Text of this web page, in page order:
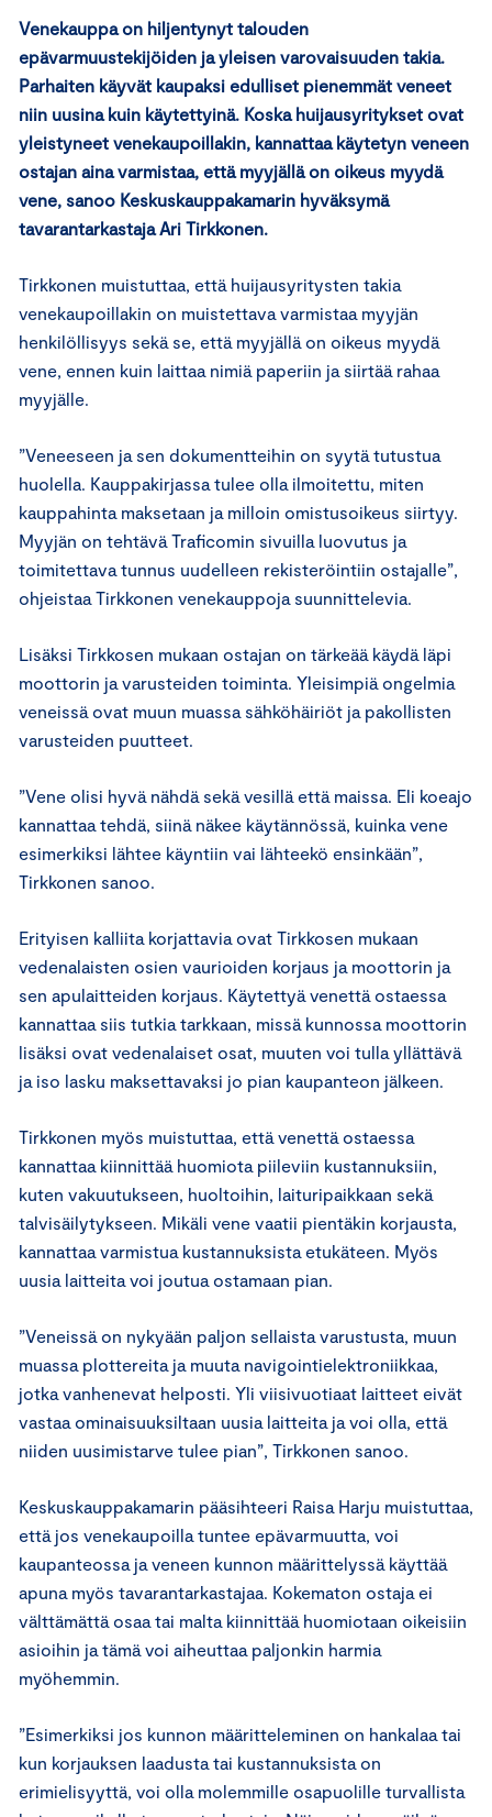
Venekauppa on hiljentynyt talouden
epävarmuustekijöiden ja yleisen varovaisuuden takia.
Parhaiten käyvät kaupaksi edulliset pienemmät veneet
niin uusina kuin käytettyinä. Koska huijausyritykset ovat
yleistyneet venekaupoillakin, kannattaa käytetyn veneen
ostajan aina varmistaa, että myyjällä on oikeus myydä
vene, sanoo Keskuskauppakamarin hyväksymä
tavarantarkastaja Ari Tirkkonen.
Tirkkonen muistuttaa, että huijausyritysten takia
venekaupoillakin on muistettava varmistaa myyjän
henkilöllisyys sekä se, että myyjällä on oikeus myydä
vene, ennen kuin laittaa nimiä paperiin ja siirtää rahaa
myyjälle.
”Veneeseen ja sen dokumentteihin on syytä tutustua
huolella. Kauppakirjassa tulee olla ilmoitettu, miten
kauppahinta maksetaan ja milloin omistusoikeus siirtyy.
Myyjän on tehtävä Traficomin sivuilla luovutus ja
toimitettava tunnus uudelleen rekisteröintiin ostajalle”,
ohjeistaa Tirkkonen venekauppoja suunnittelevia.
Lisäksi Tirkkosen mukaan ostajan on tärkeää käydä läpi
moottorin ja varusteiden toiminta. Yleisimpiä ongelmia
veneissä ovat muun muassa sähköhäiriöt ja pakollisten
varusteiden puutteet.
”Vene olisi hyvä nähdä sekä vesillä että maissa. Eli koeajo
kannattaa tehdä, siinä näkee käytännössä, kuinka vene
esimerkiksi lähtee käyntiin vai lähteekö ensinkään”,
Tirkkonen sanoo.
Erityisen kalliita korjattavia ovat Tirkkosen mukaan
vedenalaisten osien vaurioiden korjaus ja moottorin ja
sen apulaitteiden korjaus. Käytettyä venettä ostaessa
kannattaa siis tutkia tarkkaan, missä kunnossa moottorin
lisäksi ovat vedenalaiset osat, muuten voi tulla yllättävä
ja iso lasku maksettavaksi jo pian kaupanteon jälkeen.
Tirkkonen myös muistuttaa, että venettä ostaessa
kannattaa kiinnittää huomiota piileviin kustannuksiin,
kuten vakuutukseen, huoltoihin, laituripaikkaan sekä
talvisäilytykseen. Mikäli vene vaatii pientäkin korjausta,
kannattaa varmistua kustannuksista etukäteen. Myös
uusia laitteita voi joutua ostamaan pian.
”Veneissä on nykyään paljon sellaista varustusta, muun
muassa plottereita ja muuta navigointielektroniikkaa,
jotka vanhenevat helposti. Yli viisivuotiaat laitteet eivät
vastaa ominaisuuksiltaan uusia laitteita ja voi olla, että
niiden uusimistarve tulee pian”, Tirkkonen sanoo.
Keskuskauppakamarin pääsihteeri Raisa Harju muistuttaa,
että jos venekaupoilla tuntee epävarmuutta, voi
kaupanteossa ja veneen kunnon määrittelyssä käyttää
apuna myös tavarantarkastajaa. Kokematon ostaja ei
välttämättä osaa tai malta kiinnittää huomiotaan oikeisiin
asioihin ja tämä voi aiheuttaa paljonkin harmia
myöhemmin.
”Esimerkiksi jos kunnon määritteleminen on hankalaa tai
kun korjauksen laadusta tai kustannuksista on
erimielisyyttä, voi olla molemmille osapuolille turvallista